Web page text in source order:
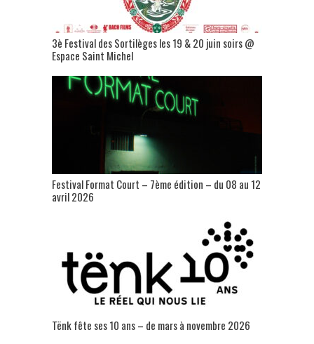
3è Festival des Sortilèges les 19 & 20 juin soirs @
Espace Saint Michel
Festival Format Court – 7ème édition – du 08 au 12
avril 2026
Tënk fête ses 10 ans – de mars à novembre 2026